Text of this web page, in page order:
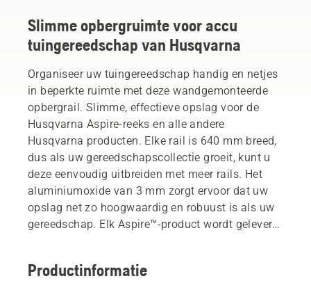
Slimme opbergruimte voor accu
tuingereedschap van Husqvarna
Organiseer uw tuingereedschap handig en netjes
in beperkte ruimte met deze wandgemonteerde
opbergrail. Slimme, effectieve opslag voor de
Husqvarna Aspire-reeks en alle andere
Husqvarna producten. Elke rail is 640 mm breed,
dus als uw gereedschapscollectie groeit, kunt u
deze eenvoudig uitbreiden met meer rails. Het
aluminiumoxide van 3 mm zorgt ervoor dat uw
opslag net zo hoogwaardig en robuust is als uw
gereedschap. Elk Aspire™-product wordt geleverd
Storage Hook-set voor al uw tuingereedschap,
Productinformatie